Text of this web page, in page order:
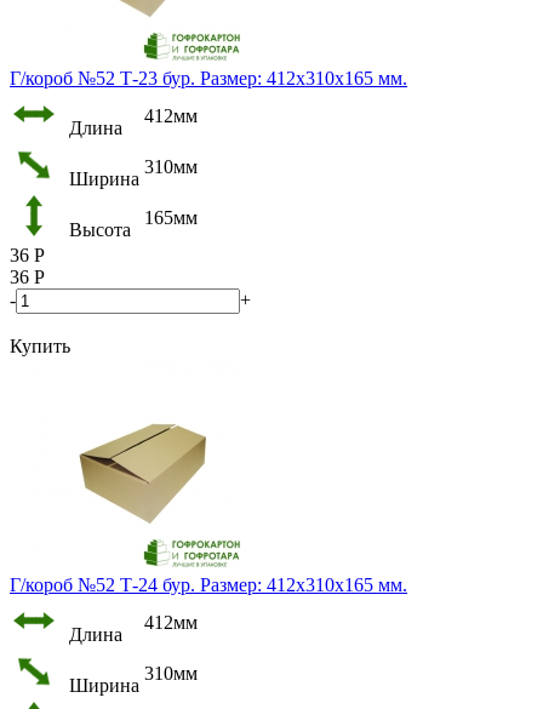
Г/короб №52 Т-23 бур. Размер: 412х310х165 мм.
Длина
412мм
Ширина
310мм
Высота
165мм
36 Р
36 Р
-
+
Купить
Г/короб №52 Т-24 бур. Размер: 412х310х165 мм.
Длина
412мм
Ширина
310мм